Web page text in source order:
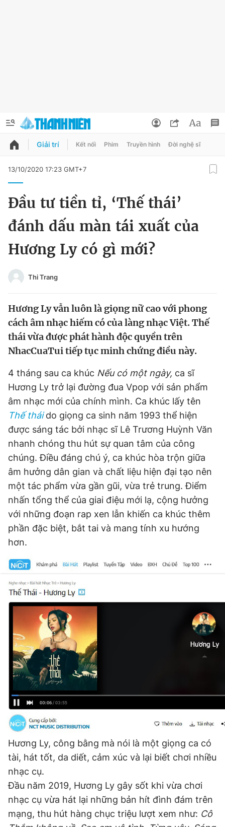
QUẢNG CÁO
Chào ngày mới
Video Magazine
Tiện ích Bạn cần biết
Thông tin tòa soạn Liên hệ quảng cáo
Đọc Thanh Niên trên điện thoại
Theo dõi báo trên
0906 645 777
Đặt báo Quảng cáo Chính sách bảo
Tổng biên tập: Nguyễn Ngọc Toàn
Phó tổng biên tập thường trực: Hải Thành
Phó tổng biên tập: Lâm Hiếu Dũng
Phó tổng biên tập: Trần Việt Hưng
Tổng thư ký tòa soạn: Đức Trung
Giấy phép xuất bản số 110/GP - BTTTT cấp ngày 24.3.2020
© 2003-2026 Bản quyền thuộc về Báo Thanh Niên. Cấm sao
chép dưới mọi hình thức nếu không có sự chấp thuận bằng văn
bản. Phát triển bởi ePi Technologies, JSC.
Đổi mật khẩu
Tin đã lưu
Tin đã xem
Đăng xuất
Giải trí Kết nối Phim Truyền hình Đời nghệ sĩ
13/10/2020 17:23 GMT+7
Đầu tư tiền tỉ, ‘Thế thái’
đánh dấu màn tái xuất của
Hương Ly có gì mới?
Thi Trang
Hương Ly vẫn luôn là giọng nữ cao với phong
cách âm nhạc hiếm có của làng nhạc Việt. Thế
thái vừa được phát hành độc quyền trên
NhacCuaTui tiếp tục minh chứng điều này.
4 tháng sau ca khúc Nếu có một ngày, ca sĩ
Hương Ly trở lại đường đua Vpop với sản phẩm
âm nhạc mới của chính mình. Ca khúc lấy tên
Thế tháido giọng ca sinh năm 1993 thể hiện
được sáng tác bởi nhạc sĩ Lê Trương Huỳnh Văn
nhanh chóng thu hút sự quan tâm của công
chúng. Điều đáng chú ý, ca khúc hòa trộn giữa
âm hưởng dân gian và chất liệu hiện đại tạo nên
một tác phẩm vừa gần gũi, vừa trẻ trung. Điểm
nhấn tổng thể của giai điệu mới lạ, cộng hưởng
với những đoạn rap xen lẫn khiến ca khúc thêm
phần đặc biệt, bắt tai và mang tính xu hướng
hơn.
Hương Ly, công bằng mà nói là một giọng ca có
tài, hát tốt, da diết, cảm xúc và lại biết chơi nhiều
nhạc cụ.
Đầu năm 2019, Hương Ly gây sốt khi vừa chơi
nhạc cụ vừa hát lại những bản hít đình đám trên
mạng, thu hút hàng chục triệu lượt xem như: Cô